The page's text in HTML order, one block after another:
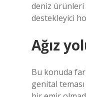
deniz ürünleri
destekleyici
Ağız
Bu konuda
genital